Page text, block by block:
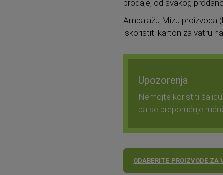
prodaje, od svakog
Ambalažu Mizu proizvoda
iskoristiti karton za vatru
Upozorenja
Nemojte koristiti
pa se preporučuje
ODABERITE PROIZVODE ZA